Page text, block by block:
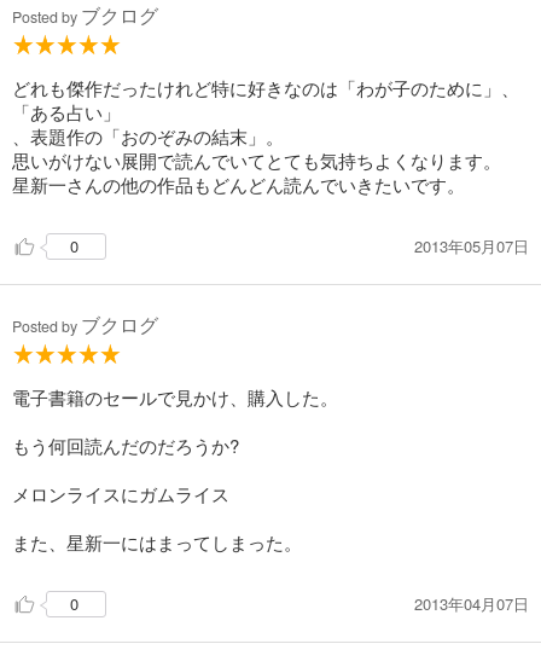
Posted by ブクログ
どれも傑作だったけれど特に好きなのは「わが子のために」、
「ある占い」
、表題作の「おのぞみの結末」。
思いがけない展開で読んでいてとても気持ちよくなります。
星新一さんの他の作品もどんどん読んでいきたいです。
0 2013年05月07日
Posted by ブクログ
電子書籍のセールで見かけ、購入した。
もう何回読んだのだろうか?
メロンライスにガムライス
また、星新一にはまってしまった。
0 2013年04月07日